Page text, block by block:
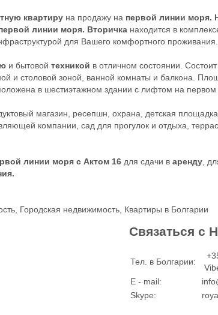
квартиру на продажу на первой линии моря.
линии моря. Вторичка находится в
для Вашего комфортного проживания.
и бытовой техникой в отличном состоянии.
и столовой зоной, ванной комнаты и балкона.
в шестиэтажном здании с лифтом на первом
магазин, ресепшн, охрана, детская
компании, сад для прогулок и отдыха,
линии моря с Актом 16 для сдачи в аренду ,
Городская недвижимость Квартиры в Болгарии
Связаться с
Тел. в Болгарии:
E - mail:
Skype: